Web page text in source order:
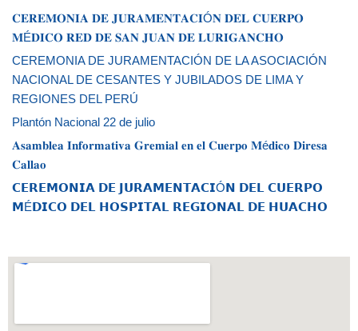
𝐂𝐄𝐑𝐄𝐌𝐎𝐍𝐈𝐀 𝐃𝐄 𝐉𝐔𝐑𝐀𝐌𝐄𝐍𝐓𝐀𝐂𝐈Ó𝐍 𝐃𝐄𝐋 𝐂𝐔𝐄𝐑𝐏𝐎
𝐌É𝐃𝐈𝐂𝐎 𝐑𝐄𝐃 𝐃𝐄 𝐒𝐀𝐍 𝐉𝐔𝐀𝐍 𝐃𝐄 𝐋𝐔𝐑𝐈𝐆𝐀𝐍𝐂𝐇𝐎
CEREMONIA DE JURAMENTACIÓN DE LA ASOCIACIÓN
NACIONAL DE CESANTES Y JUBILADOS DE LIMA Y
REGIONES DEL PERÚ
Plantón Nacional 22 de julio
𝐀𝐬𝐚𝐦𝐛𝐥𝐞𝐚 𝐈𝐧𝐟𝐨𝐫𝐦𝐚𝐭𝐢𝐯𝐚 𝐆𝐫𝐞𝐦𝐢𝐚𝐥 𝐞𝐧 𝐞𝐥 𝐂𝐮𝐞𝐫𝐩𝐨 𝐌é𝐝𝐢𝐜𝐨 𝐃𝐢𝐫𝐞𝐬𝐚
𝐂𝐚𝐥𝐥𝐚𝐨
𝗖𝗘𝗥𝗘𝗠𝗢𝗡𝗜𝗔 𝗗𝗘 𝗝𝗨𝗥𝗔𝗠𝗘𝗡𝗧𝗔𝗖𝗜Ó𝗡 𝗗𝗘𝗟 𝗖𝗨𝗘𝗥𝗣𝗢
𝗠É𝗗𝗜𝗖𝗢 𝗗𝗘𝗟 𝗛𝗢𝗦𝗣𝗜𝗧𝗔𝗟 𝗥𝗘𝗚𝗜𝗢𝗡𝗔𝗟 𝗗𝗘 𝗛𝗨𝗔𝗖𝗛𝗢